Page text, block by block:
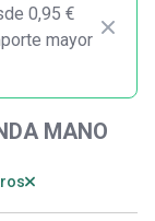
0,95 €
mayor
MANO